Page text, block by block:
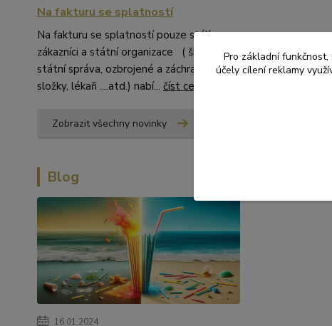
Na fakturu se splatností
Na fakturu se splatností pouze stálí
zákazníci a státní organizace ( školství,
státní správa, ozbrojené a záchranné
složky, lékaři ....atd.) nabí... číst celé
Zobrazit všechny novinky
Blog
16.01.2024
Pro základní
účely cílení reklamy